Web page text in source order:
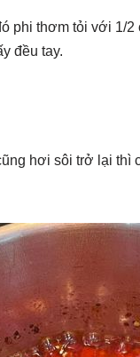
phi thơm tỏi với 1/
đều tay.
hơi sôi trở lại thì